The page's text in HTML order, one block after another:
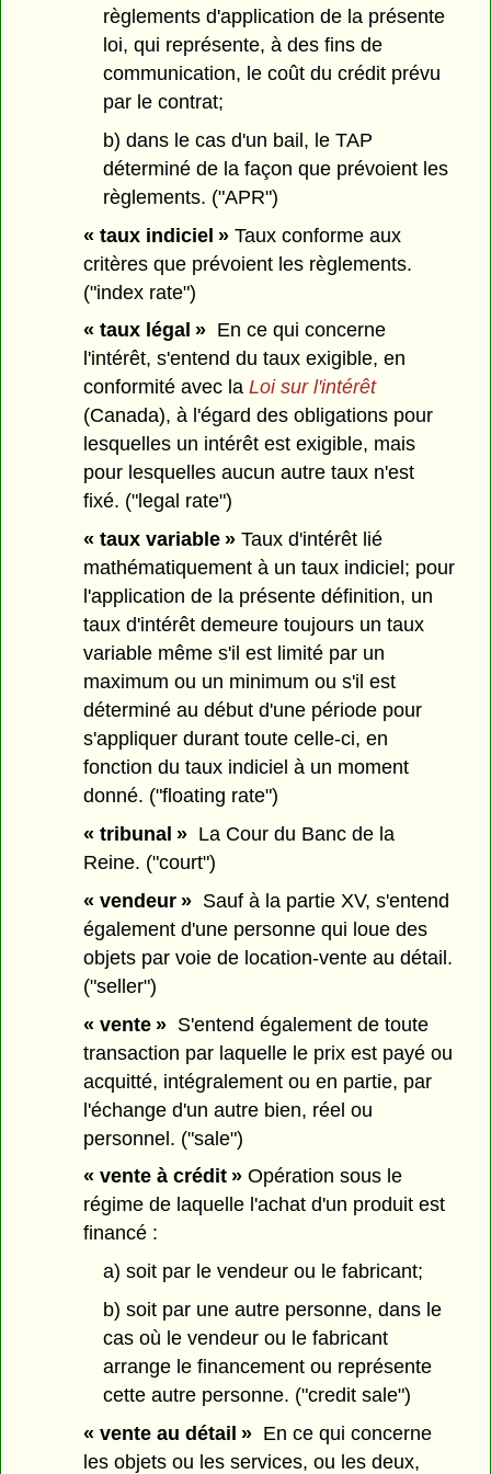
règlements d'application de la présente
loi, qui représente, à des fins de
communication, le coût du crédit prévu
par le contrat;
b) dans le cas d'un bail, le TAP
déterminé de la façon que prévoient les
règlements. ("APR")
« taux indiciel » Taux conforme aux
critères que prévoient les règlements.
("index rate")
« taux légal » En ce qui concerne
l'intérêt, s'entend du taux exigible, en
conformité avec laLoi sur l'intérêt
(Canada), à l'égard des obligations pour
lesquelles un intérêt est exigible, mais
pour lesquelles aucun autre taux n'est
fixé. ("legal rate")
« taux variable » Taux d'intérêt lié
mathématiquement à un taux indiciel; pour
l'application de la présente définition, un
taux d'intérêt demeure toujours un taux
variable même s'il est limité par un
maximum ou un minimum ou s'il est
déterminé au début d'une période pour
s'appliquer durant toute celle-ci, en
fonction du taux indiciel à un moment
donné. ("floating rate")
« tribunal » La Cour du Banc de la
Reine. ("court")
« vendeur » Sauf à la partie XV, s'entend
également d'une personne qui loue des
objets par voie de location-vente au détail.
("seller")
« vente » S'entend également de toute
transaction par laquelle le prix est payé ou
acquitté, intégralement ou en partie, par
l'échange d'un autre bien, réel ou
personnel. ("sale")
« vente à crédit » Opération sous le
régime de laquelle l'achat d'un produit est
financé :
a) soit par le vendeur ou le fabricant;
b) soit par une autre personne, dans le
cas où le vendeur ou le fabricant
arrange le financement ou représente
cette autre personne. ("credit sale")
« vente au détail » En ce qui concerne
les objets ou les services, ou les deux,